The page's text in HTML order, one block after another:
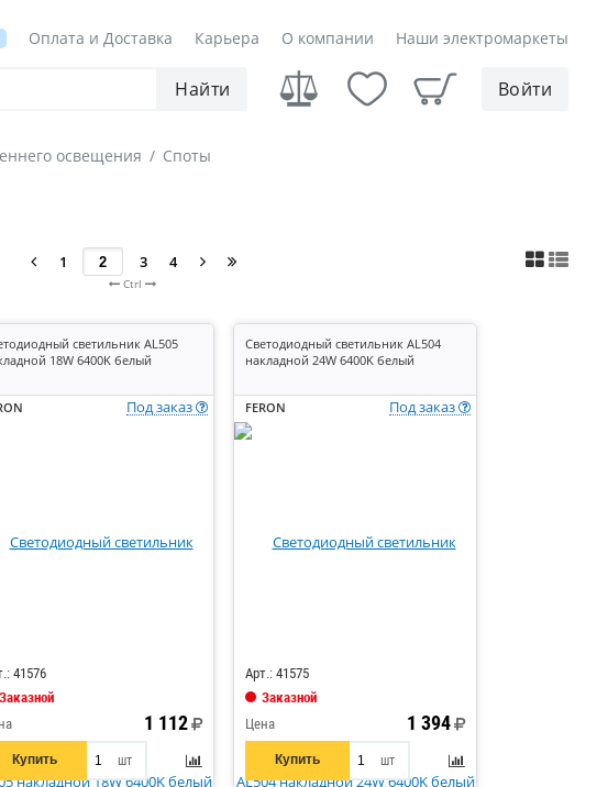
Оплата и Доставка Карьера О компании Наши электромаркеты
Найти Войти
освещения / Споты
1 3 4
Ctrl
светильник AL505
18W 6400K белый
Под заказ
41576
Заказной
1 112
Купить шт
Светодиодный светильник AL504
накладной 24W 6400K белый
FERON Под заказ
Арт.: 41575
Заказной
Цена
1 394
Купить шт